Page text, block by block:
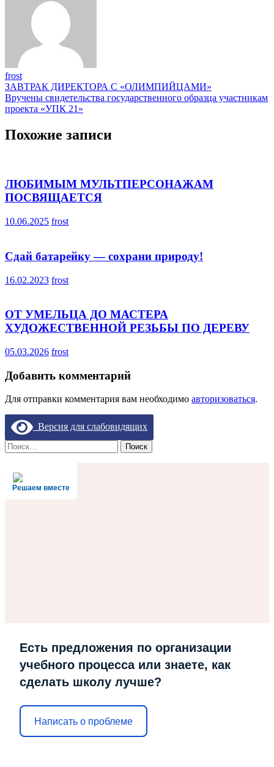
frost
Навигация
по
ЗАВТРАК ДИРЕКТОРА С «ОЛИМПИЙЦАМИ»
Вручены свидетельства государственного образца участникам
проекта «УПК 21»
Похожие записи
ЛЮБИМЫМ МУЛЬТПЕРСОНАЖАМ
ПОСВЯЩАЕТСЯ
10.06.2025 frost
Сдай батарейку — сохрани природу!
16.02.2023 frost
ОТ УМЕЛЬЦА ДО МАСТЕРА
ХУДОЖЕСТВЕННОЙ РЕЗЬБЫ ПО ДЕРЕВУ
05.03.2026 frost
Добавить комментарий
Для отправки комментария вам необходимо авторизоваться.
Версия для слабовидящих
Найти:
Решаем вместе
Есть предложения по организации
учебного процесса или знаете, как
сделать школу лучше?
Написать о проблеме